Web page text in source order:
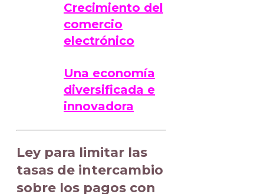
Crecimiento del
comercio
electrónico
Una economía
diversificada e
innovadora
Ley para limitar las
tasas de intercambio
sobre los pagos con